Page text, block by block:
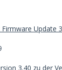
Update
3.40 zu der